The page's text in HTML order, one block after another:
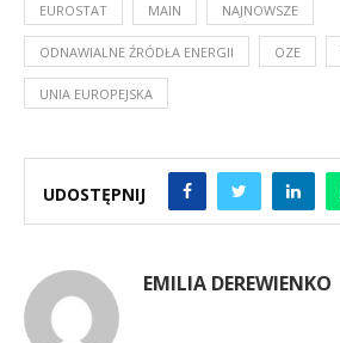
EUROSTAT MAIN NAJNOWSZE
ODNAWIALNE ŹRÓDŁA ENERGII OZE
UNIA EUROPEJSKA
UDOSTĘPNIJ
EMILIA DEREWIENKO